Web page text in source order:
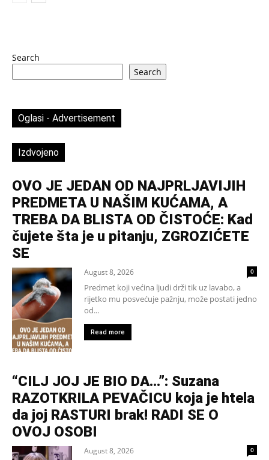
Search
Search
Oglasi - Advertisement
Izdvojeno
OVO JE JEDAN OD NAJPRLJAVIJIH
PREDMETA U NAŠIM KUĆAMA, A
TREBA DA BLISTA OD ČISTOĆE: Kad
čujete šta je u pitanju, ZGROZIĆETE
SE
August 8, 2026 0
Predmet koji većina ljudi drži tik uz lavabo, a
rijetko mu posvećuje pažnju, može postati jedno
od...
Read more
“CILJ JOJ JE BIO DA…”: Suzana
RAZOTKRILA PEVAČICU koja je htela
da joj RASTURI brak! RADI SE O
OVOJ OSOBI
August 8, 2026 0